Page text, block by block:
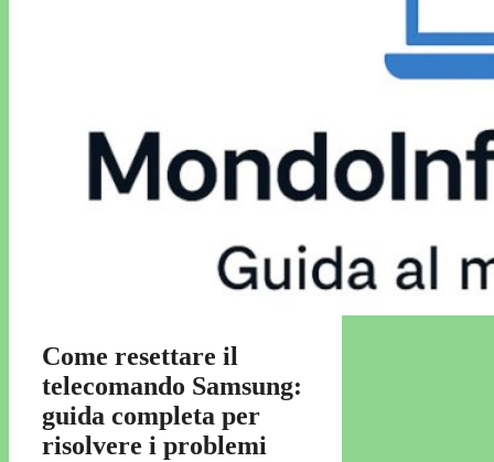
Come resettare il
telecomando Samsung:
guida completa per
risolvere i problemi